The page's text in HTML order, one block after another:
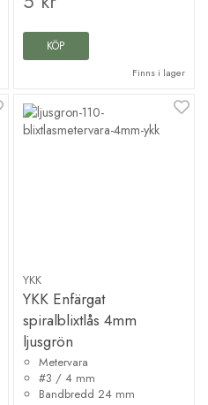
KÖP
Finns i lager
YKK
YKK Enfärgat
spiralblixtlås 4mm
ljusgrön
Metervara
#3 / 4 mm
Bandbredd 24 mm